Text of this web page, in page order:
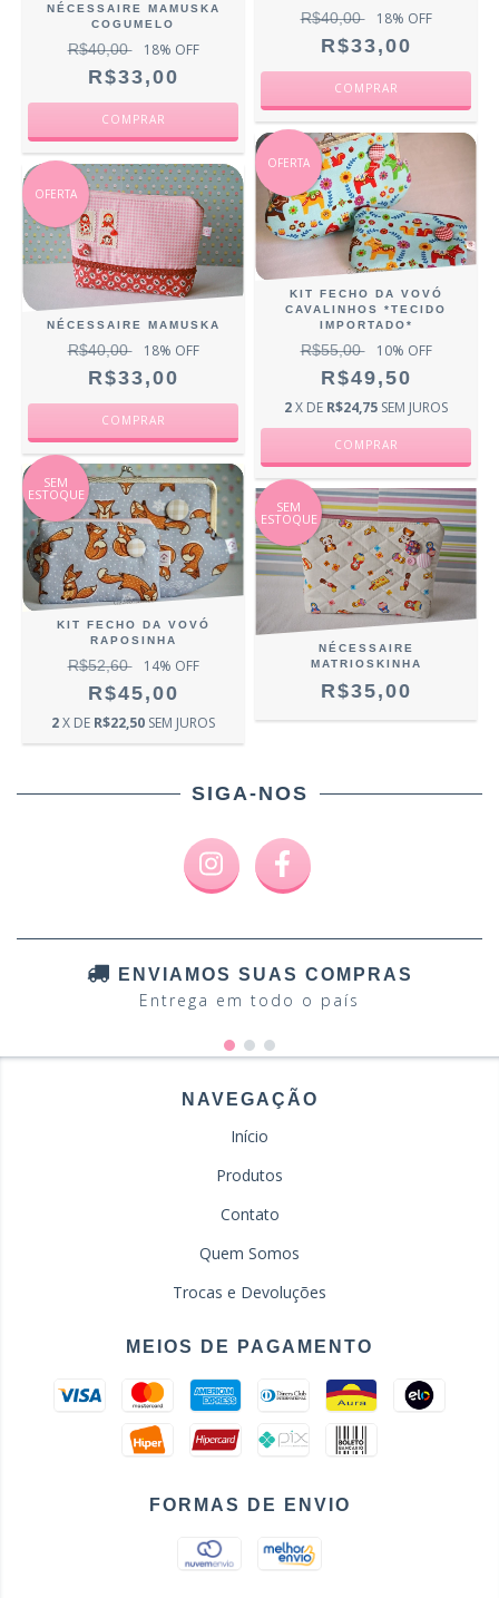
NÉCESSAIRE MAMUSKA
COGUMELO
R$40,00 18% OFF
R$33,00
R$40,00 18% OFF
R$33,00
OFERTA
NÉCESSAIRE MAMUSKA
R$40,00 18% OFF
R$33,00
OFERTA
KIT FECHO DA VOVÓ
CAVALINHOS *TECIDO
IMPORTADO*
R$55,00 10% OFF
R$49,50
2X DE R$24,75 SEM JUROS
SEM
ESTOQUE
KIT FECHO DA VOVÓ
RAPOSINHA
R$52,60 14% OFF
R$45,00
2X DE R$22,50 SEM JUROS
SEM
ESTOQUE
NÉCESSAIRE
MATRIOSKINHA
R$35,00
SIGA-NOS
ENVIAMOS SUAS COMPRAS
Entrega em todo o país
NAVEGAÇÃO
Início
Produtos
Contato
Quem Somos
Trocas e Devoluções
MEIOS DE PAGAMENTO
FORMAS DE ENVIO